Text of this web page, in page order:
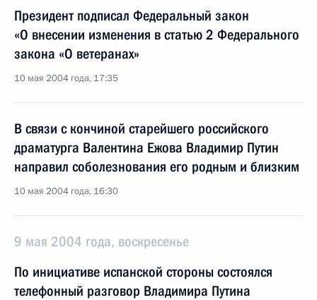
Президент подписал Федеральный закон
«О внесении изменения в статью 2 Федерального
закона «О ветеранах»
10 мая 2004 года, 17:35
В связи с кончиной старейшего российского
драматурга Валентина Ежова Владимир Путин
направил соболезнования его родным и близким
10 мая 2004 года, 16:30
9 мая 2004 года, воскресенье
По инициативе испанской стороны состоялся
телефонный разговор Владимира Путина